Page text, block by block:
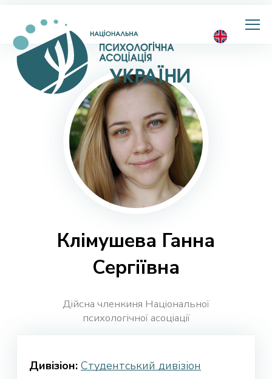
Національна
психологічна
Клімушева Ганна
Сергіївна
Дійсна членкиня Національної
психологічної асоціації
Дивізіон: Студентський дивізіон